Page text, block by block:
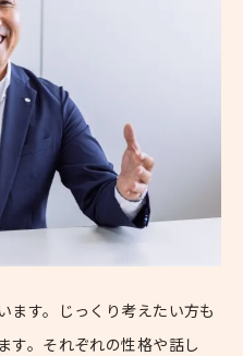
ます。じっくり考えたい方も
す。それぞれの性格や話し